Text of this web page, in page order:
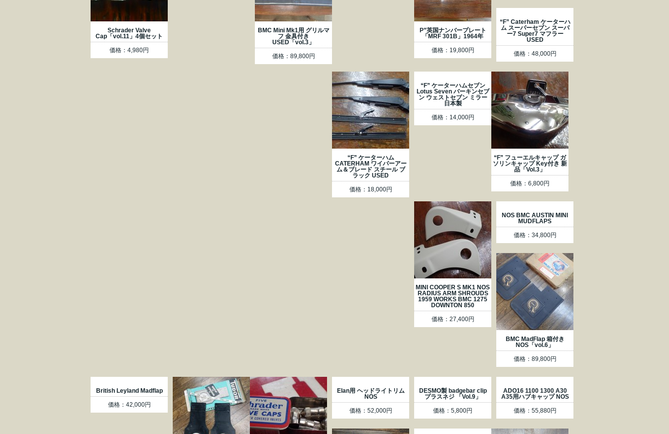
Schrader Valve
Cap「vol.11」4個セット
価格：4,980円
BMC Mini Mk1用 グリルマ
フ 金具付き
USED「vol.3」
価格：89,800円
P”英国ナンバープレート
「MRF 301B」1964年
価格：19,800円
“F” Caterham ケーターハ
ム スーパーセブン スーパ
ー7 Super7 マフラー
USED
価格：48,000円
“F” ケーターハム
CATERHAM ワイパーアー
ム＆ブレード スチール ブ
ラック USED
価格：18,000円
“F” ケーターハムセブン
Lotus Seven バーキンセブ
ン ウェストセブン ミラー
日本製
価格：14,000円
“F” フューエルキャップ ガ
ソリンキャップ Key付き 新
品「Vol.3」
価格：6,800円
MINI COOPER S MK1 NOS
RADIUS ARM SHROUDS
1959 WORKS BMC 1275
DOWNTON 850
価格：27,400円
NOS BMC AUSTIN MINI
MUDFLAPS
価格：34,800円
BMC MadFlap 箱付き
NOS「vol.6」
価格：89,800円
British Leyland Madflap
価格：42,000円
Elan用 ヘッドライトリム
NOS
価格：52,000円
DESMO製 badgebar clip
プラスネジ 「Vol.9」
価格：5,800円
ADO16 1100 1300 A30
A35用ハブキャップ NOS
価格：55,880円